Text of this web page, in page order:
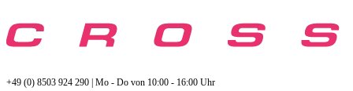
+49 (0) 8503 924 290 | Mo - Do von 10:00 - 16:00 Uhr